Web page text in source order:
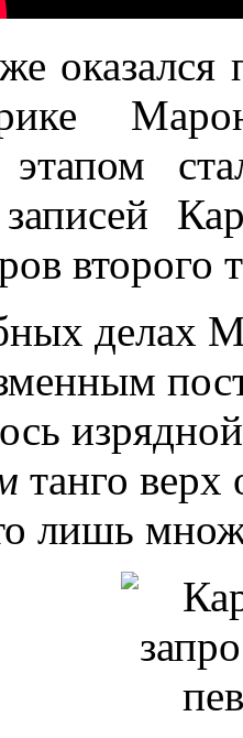
второго
делах
танго
лишь